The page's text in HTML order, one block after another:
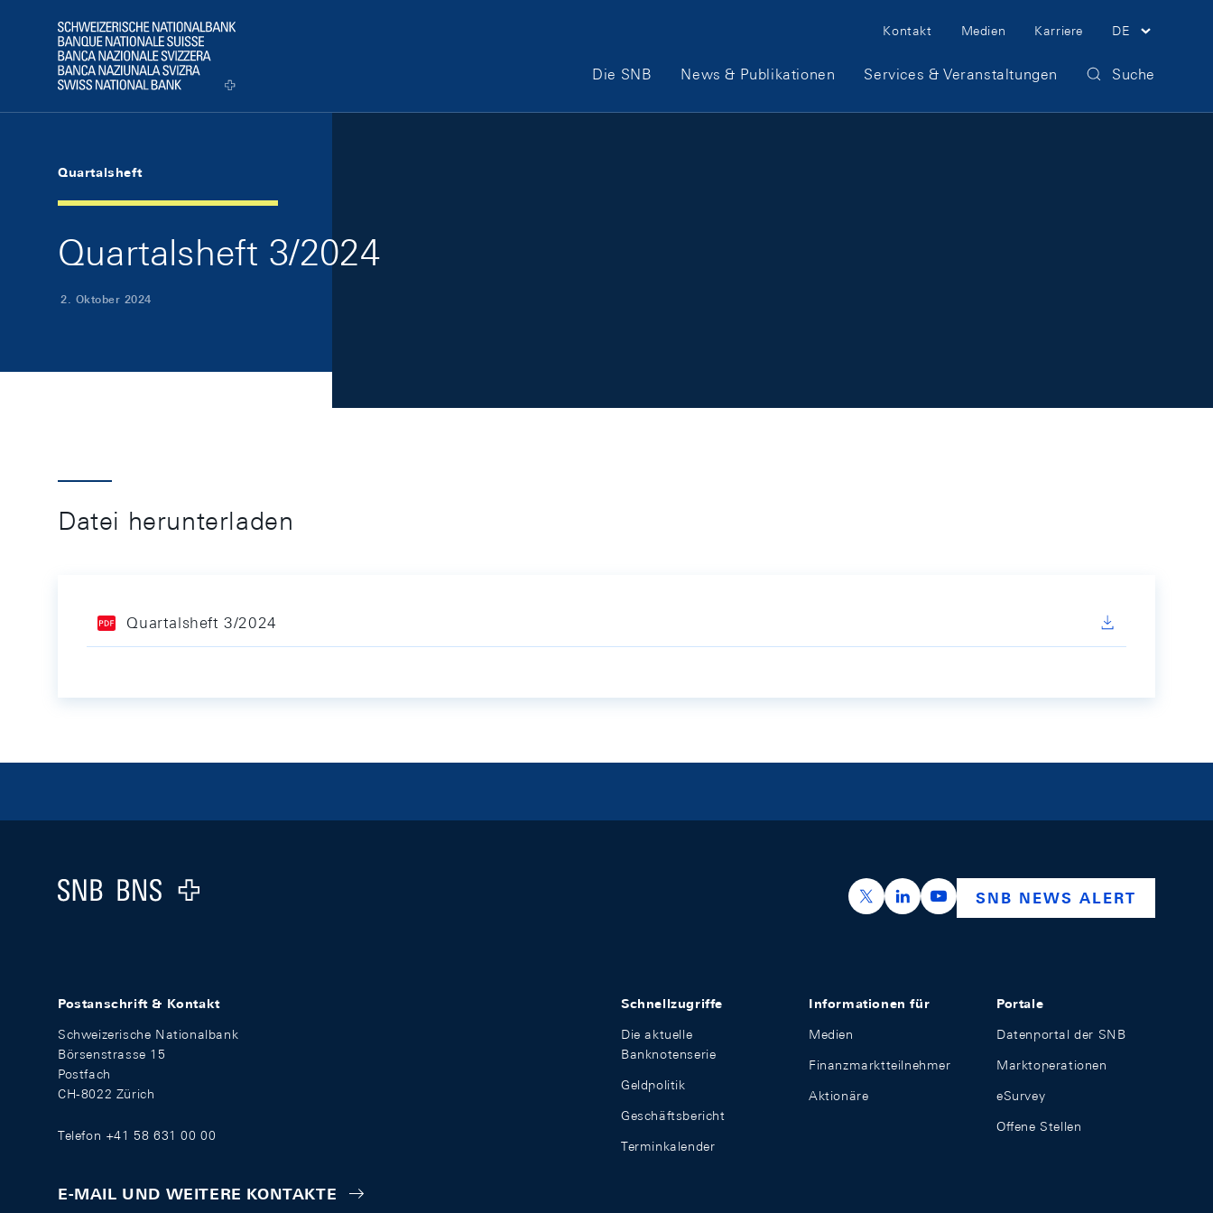
Logo
Meta Navigation
Kontakt Medien Karriere DE
Hauptnavigation
Die SNB News & Publikationen Services & Veranstaltungen Suche
Quartalsheft
Quartalsheft 3/2024
2. Oktober 2024
Datei herunterladen
Quartalsheft 3/2024
Logo
https://x.com/snb_bns
https://ch.linkedin.com/company/swiss-
https://www.youtube.com/
SNB NEWS ALERT
Postanschrift & Kontakt
Schweizerische Nationalbank
Börsenstrasse 15
Postfach
CH-8022 Zürich
Telefon +41 58 631 00 00
E-MAIL UND WEITERE KONTAKTE
Schnellzugriffe
Die aktuelle
Banknotenserie
Geldpolitik
Geschäftsbericht
Terminkalender
Informationen für
Medien
Finanzmarktteilnehmer
Aktionäre
Portale
Datenportal der SNB
Marktoperationen
eSurvey
Offene Stellen